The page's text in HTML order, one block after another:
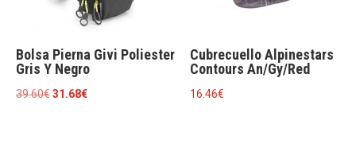
Bolsa Pierna Givi Poliester
Gris Y Negro
39.60€El
31.68€El
Cubrecuello Alpinestars
Contours An/Gy/Red
16.46€